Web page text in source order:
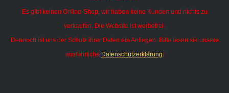
Es gibt keinen Online-Shop, wir haben keine Kunden und nichts zu
verkaufen. Die Website ist werbefrei.
Dennoch ist uns der Schutz ihrer Daten ein Anliegen. Bitte lesen sie unsere
ausführliche Datenschutzerklärung!